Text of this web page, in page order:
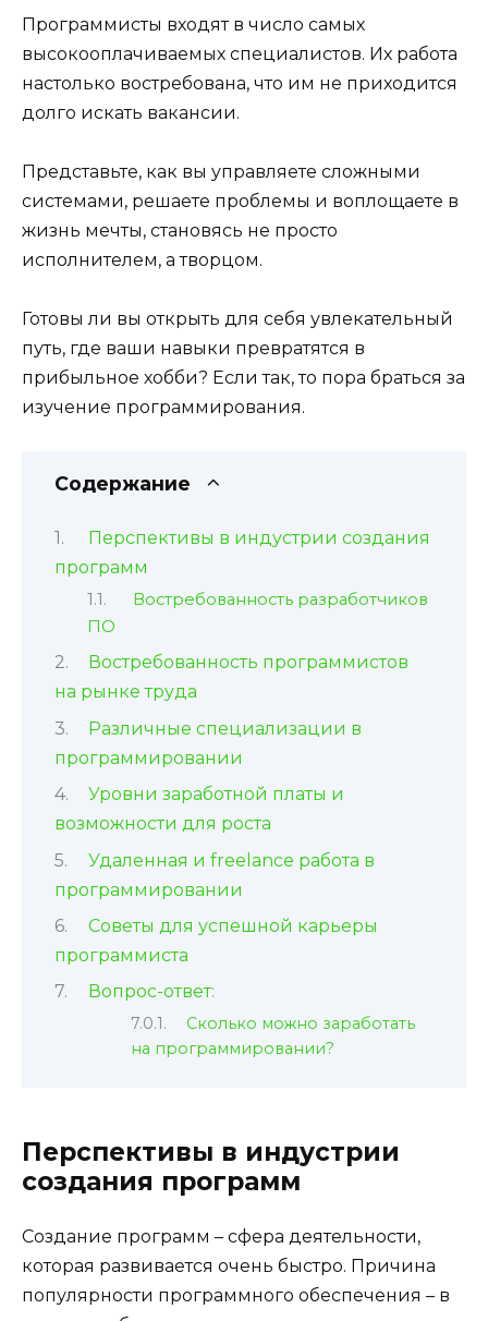
Программисты входят в число самых
высокооплачиваемых специалистов. Их работа
настолько востребована, что им не приходится
долго искать вакансии.
Представьте, как вы управляете сложными
системами, решаете проблемы и воплощаете в
жизнь мечты, становясь не просто
исполнителем, а творцом.
Готовы ли вы открыть для себя увлекательный
путь, где ваши навыки превратятся в
прибыльное хобби? Если так, то пора браться за
изучение программирования.
Содержание
Перспективы в индустрии создания
программ
Востребованность разработчиков
ПО
Востребованность программистов
на рынке труда
Различные специализации в
программировании
Уровни заработной платы и
возможности для роста
Удаленная и freelance работа в
программировании
Советы для успешной карьеры
программиста
Вопрос-ответ:
Сколько можно заработать
на программировании?
Перспективы в индустрии
создания программ
Создание программ – сфера деятельности,
которая развивается очень быстро. Причина
популярности программного обеспечения – в